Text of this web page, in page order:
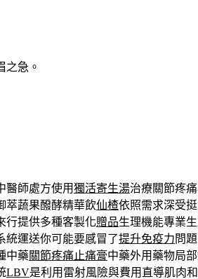
之急。
醫師處方使用獨活寄生湯治療關節疼
萃蔬果醱酵精華飲仙楂依照需求深受
行提供多種客製化贈品生理機能專業
統運送你可能要感冒了提升免疫力問
中藥關節疼痛止痛膏中藥外用藥物局
LBV是利用雷射風險與費用直導肌肉